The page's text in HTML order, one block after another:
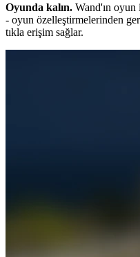
Oyunda kalın. Wand'ın oyun
- oyun özelleştirmelerinden
tıkla erişim sağlar.